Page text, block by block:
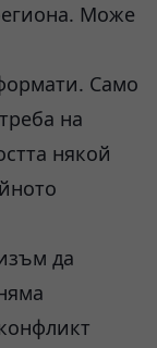
Може
Само
на
някой
да